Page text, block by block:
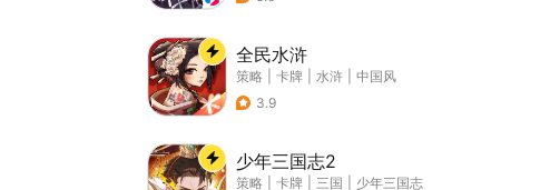
全民水浒
策略 卡牌 水浒
中国风
3.9
少年三国志2
策略 卡牌 三国
少年三国志